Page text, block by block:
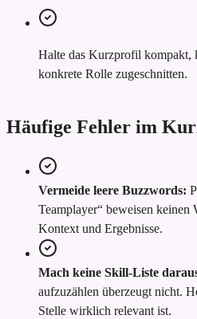
Halte das Kurzprofil kompakt,
konkrete Rolle zugeschnitten.
Häufige Fehler im
Vermeide leere Buzzwords:
Teamplayer“ beweisen keinen
Kontext und Ergebnisse.
Mach keine Skill-Liste
aufzuzählen überzeugt nicht.
Stelle wirklich relevant ist.